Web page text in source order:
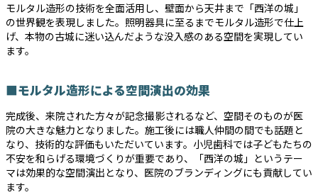
モルタル造形の技術を全面活用し、壁面から天井まで「西洋の城」
の世界観を表現しました。照明器具に至るまでモルタル造形で仕上
げ、本物の古城に迷い込んだような没入感のある空間を実現してい
ます。
■モルタル造形による空間演出の効果
完成後、来院された方々が記念撮影されるなど、空間そのものが医
院の大きな魅力となりました。施工後には職人仲間の間でも話題と
なり、技術的な評価もいただいています。小児歯科では子どもたちの
不安を和らげる環境づくりが重要であり、「西洋の城」というテー
マは効果的な空間演出となり、医院のブランディングにも貢献してい
ます。